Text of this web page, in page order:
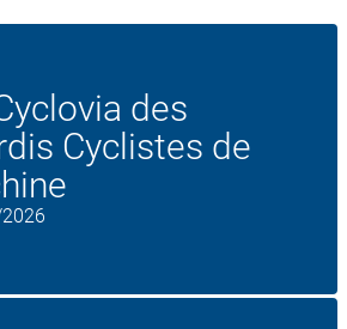
des
Cyclistes de